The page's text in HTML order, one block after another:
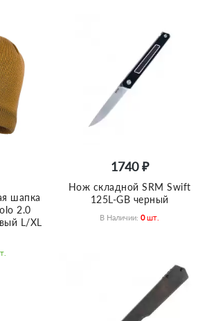
шапка
2.0
L/XL
1740 ₽
Нож складной SRM Swift
125L-GB черный
В Наличии: 0 Шт.